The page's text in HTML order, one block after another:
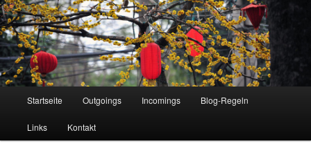
Startseite Outgoings Incomings Blog-Regeln
Links Kontakt